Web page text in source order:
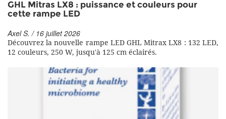
GHL Mitras LX8 : puissance et couleurs pour
cette rampe LED
Axel S. / 16 juillet 2026
Découvrez la nouvelle rampe LED GHL Mitrax LX8 : 132 LED,
12 couleurs, 250 W, jusqu'à 125 cm éclairés.